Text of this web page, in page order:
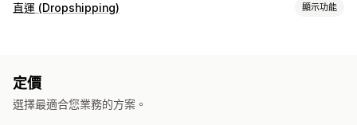
直運 (Dropshipping) 顯示功能
美國
定價
選擇最適合您業務的方案。